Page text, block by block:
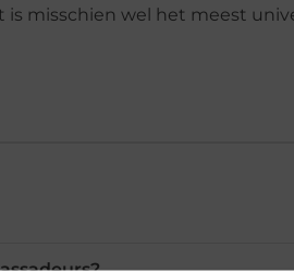
misschien wel het meest